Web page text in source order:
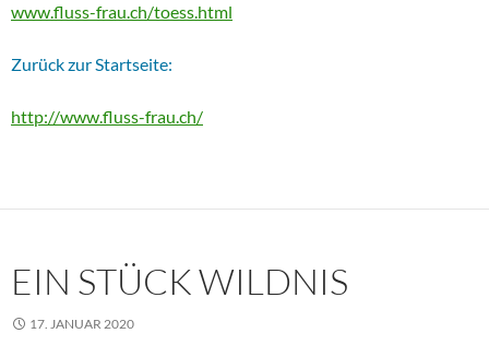
www.fluss-frau.ch/toess.html
Zurück zur Startseite:
http://www.fluss-frau.ch/
EIN STÜCK WILDNIS
17. JANUAR 2020